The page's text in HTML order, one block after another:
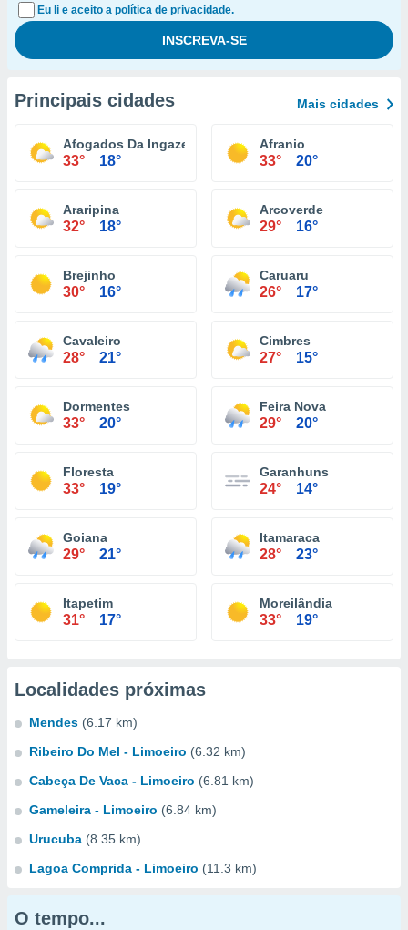
Eu li e aceito a política de privacidade.
Principais cidades Mais cidades
Afogados Da Ingazeira
33° 18°
Afranio
33° 20°
Araripina
32° 18°
Arcoverde
29° 16°
Brejinho
30° 16°
Caruaru
26° 17°
Cavaleiro
28° 21°
Cimbres
27° 15°
Dormentes
33° 20°
Feira Nova
29° 20°
Floresta
33° 19°
Garanhuns
24° 14°
Goiana
29° 21°
Itamaraca
28° 23°
Itapetim
31° 17°
Moreilândia
33° 19°
Localidades próximas
Mendes (6.17 km)
Ribeiro Do Mel - Limoeiro (6.32 km)
Cabeça De Vaca - Limoeiro (6.81 km)
Gameleira - Limoeiro (6.84 km)
Urucuba (8.35 km)
Lagoa Comprida - Limoeiro (11.3 km)
O tempo...